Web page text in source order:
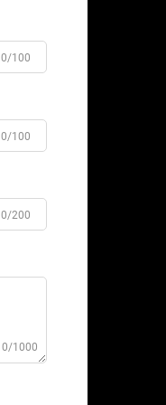
0/100
0/100
0/200
0/1000